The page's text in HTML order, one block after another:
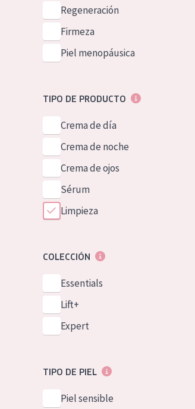
German
Spanish
Greek
Regeneración
Firmeza
Piel menopáusica
TIPO DE PRODUCTO
Crema de día
Crema de noche
Crema de ojos
Sérum
Limpieza
COLECCIÓN
Essentials
Lift+
Expert
TIPO DE PIEL
Piel sensible